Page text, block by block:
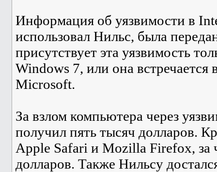
Информация об уязвимости в
использовал Нильс, была
присутствует эта уязвимость
Windows 7, или она встречается
Microsoft.
За взлом компьютера через
получил пять тысяч долларов.
Apple Safari и Mozilla Firefox, за
долларов. Также Нильсу